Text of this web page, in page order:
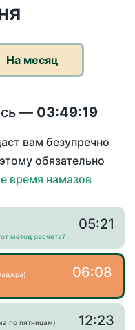
На месяц
— 03:49:19
вам безупречно
обязательно
время намазов
метод расчета?
05:21
06:08
по пятницам) 12:23